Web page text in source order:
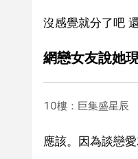
沒感覺就分了吧
網戀女友說她
10樓：巨集盛星辰
應該。因為談戀